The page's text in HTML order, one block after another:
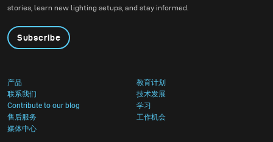
stories, learn new lighting setups, and stay informed.
Subscribe
产品
教育计划
联系我们
技术发展
Contribute to our blog
学习
售后服务
工作机会
媒体中心